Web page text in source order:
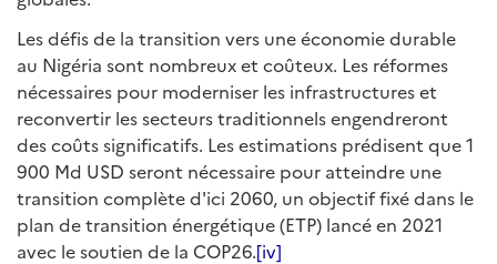
Les défis de la transition vers une économie durable
au Nigéria sont nombreux et coûteux. Les réformes
nécessaires pour moderniser les infrastructures et
reconvertir les secteurs traditionnels engendreront
des coûts significatifs. Les estimations prédisent que 1
900 Md USD seront nécessaire pour atteindre une
transition complète d'ici 2060, un objectif fixé dans le
plan de transition énergétique (ETP) lancé en 2021
avec le soutien de la COP26.[iv]